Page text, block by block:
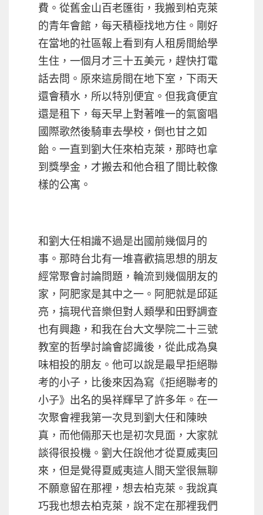
費。從舊金山百老匯街，我搬到柏克萊
的青年會館，每天積極找地方住。剛好
在當地的社區報上看到有人租房間給學
生住，一個月才三十五美元，趕快打電
話去問。原來這房間在地下室，下雨天
還會積水， 所以特別便宜。但我貪便宜
還是租下，每天早上對著唯一的氣窗唱
國際歌然後騎車去學校，倒也甘之如
飴。一直到劉大任來柏克萊，那時也拿
到獎學金，才搬去和他合租了間比較像
樣的公寓。
和劉大任相識不過是出國前幾個月的
事。那時台北有一堆喜歡搞思想的朋友
經常聚會討論問題，輪流到幾個朋友的
家，阿肥家是其中之一。阿肥就是邱延
亮，搞現代音樂但對人類學和田野調查
也有興趣，和我在台大文學院二十三號
教室的哲學討論會認識後，從此成為臭
味相投的朋友。他可以說是最早拒絕聯
考的小子，比後來因為寫《拒絕聯考的
小子》出名的吳祥輝早了許多年。在一
次聚會裡我第一次見到劉大任和陳映
真，而他倆那天也是初次見面，大家就
談得很投機。劉大任說他才從夏威夷回
來，但是覺得夏威夷這人間天堂很無聊
不願意留在那裡，想去柏克萊。我說真
巧我也想去柏克萊，說不定在那裡我們